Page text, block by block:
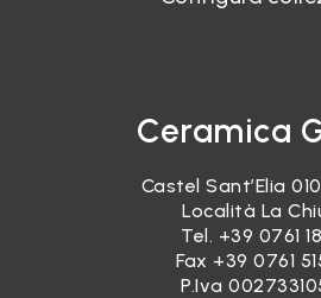
Ceramica
Castel Sant’Elia
Località La
Tel. +39 0761
Fax +39 0761
P.Iva